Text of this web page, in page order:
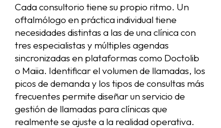
Cada consultorio tiene su propio ritmo. Un
oftalmólogo en práctica individual tiene
necesidades distintas a las de una clínica con
tres especialistas y múltiples agendas
sincronizadas en plataformas como Doctolib
o Maiia. Identificar el volumen de llamadas, los
picos de demanda y los tipos de consultas más
frecuentes permite diseñar un servicio de
gestión de llamadas para clínicas que
realmente se ajuste a la realidad operativa.